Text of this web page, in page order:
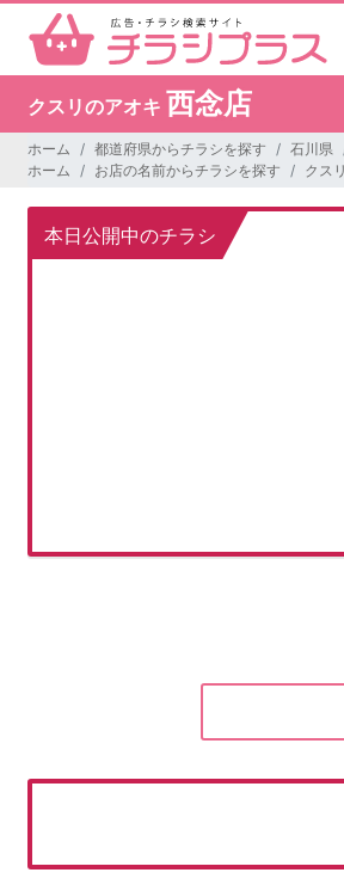
クスリのアオキ 西念店
ホーム 都道府県からチラシを探す 石川県
ホーム
お店の名前からチラシを探す クス
本日公開中のチラシ